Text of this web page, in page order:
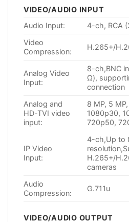
VIDEO/AUDIO INPUT
Audio Input:
4-ch, RCA
Video
Compression:
H.265+/
Analog Video
Input:
8-ch,BNC
Ω),
connection
Analog and
HD-TVI video
input:
8 MP, 5
1080p30,
720p50,
IP Video
Input:
4-ch,Up to
H.265+/
cameras
Audio
Compression:
G.711u
VIDEO/AUDIO OUTPUT